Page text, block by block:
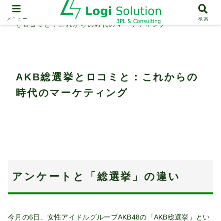
物流戦略・マーケティング
とロコミと：これからの時代のマーケティング
AKB総選挙とロコミと：これからの
時代のマーケティング
アンケートと「総選挙」の違い
今月の6日、女性アイドルグループAKB48の「AKB総選挙」とい
メニュー 検索